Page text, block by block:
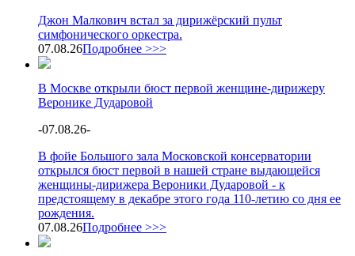
Джон Малкович встал за дирижёрский пульт
симфонического оркестра.
07.08.26Подробнее >>>
В Москве открыли бюст первой женщине-дирижеру
Веронике Дударовой
-07.08.26-
В фойе Большого зала Московской консерватории
открылся бюст первой в нашей стране выдающейся
женщины-дирижера Вероники Дударовой - к
предстоящему в декабре этого года 110-летию со дня ее
рождения.
07.08.26Подробнее >>>